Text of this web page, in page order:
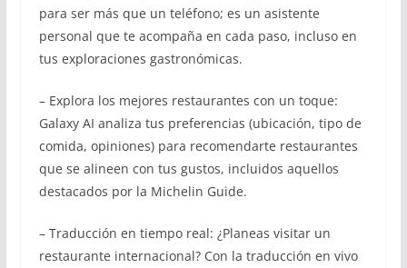
para ser más que un teléfono; es un asistente
personal que te acompaña en cada paso, incluso en
tus exploraciones gastronómicas.
– Explora los mejores restaurantes con un toque:
Galaxy AI analiza tus preferencias (ubicación, tipo de
comida, opiniones) para recomendarte restaurantes
que se alineen con tus gustos, incluidos aquellos
destacados por la Michelin Guide.
– Traducción en tiempo real: ¿Planeas visitar un
restaurante internacional? Con la traducción en vivo